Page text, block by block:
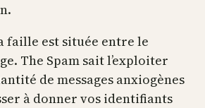
faille est située entre le
The Spam sait l’exploiter
de messages anxiogènes
à donner vos identifiants